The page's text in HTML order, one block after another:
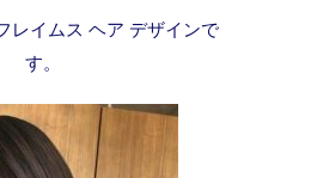
レイムス ヘア デザインで
す。